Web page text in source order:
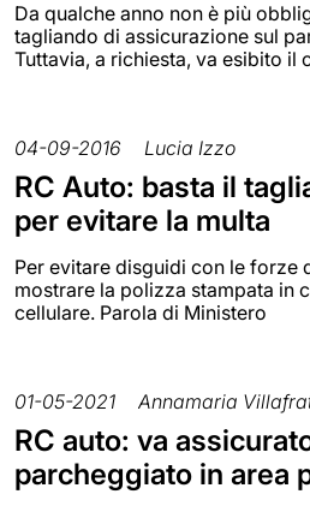
Da qualche anno non è più
tagliando di assicurazione sul
Tuttavia, a richiesta, va esibito il
04-09-2016 Lucia Izzo
RC Auto: basta il
per evitare la multa
Per evitare disguidi con le forze
mostrare la polizza stampata in
cellulare. Parola di Ministero
01-05-2021 Annamaria
RC auto: va
parcheggiato in area